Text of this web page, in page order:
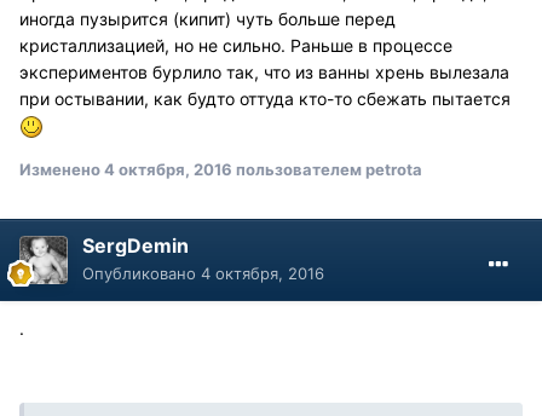
иногда пузырится (кипит) чуть больше перед
кристаллизацией, но не сильно. Раньше в процессе
экспериментов бурлило так, что из ванны хрень вылезала
при остывании, как будто оттуда кто-то сбежать пытается
Изменено4 октября, 2016 пользователем petrota
SergDemin
Опубликовано 4 октября, 2016
.